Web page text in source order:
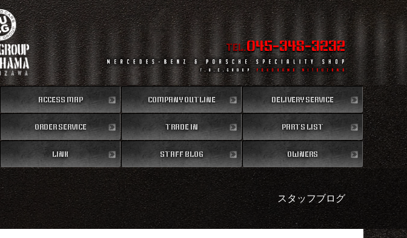
TEL.045-348-3232
ACCESS MAP
地図
COMPANY OUTLINE
会社概要
DELIVERY SERVICE
全国納車
ORDER SERVICE
注文販売
TRADE IN
買取無料査定
PARTS LIST
パーツリスト
LINK
リンク
STAFF BLOG
スタッフブログ
OWNERS
納車情報
スタッフブログ